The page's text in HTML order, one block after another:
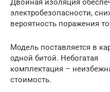
Двойная изоляция
электробезопасности,
вероятность поражения
Модель поставляется в
одной битой. Небогатая
комплектация –
стоимость.